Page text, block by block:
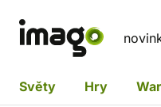
Světy Hry